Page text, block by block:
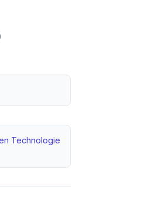
Technologie